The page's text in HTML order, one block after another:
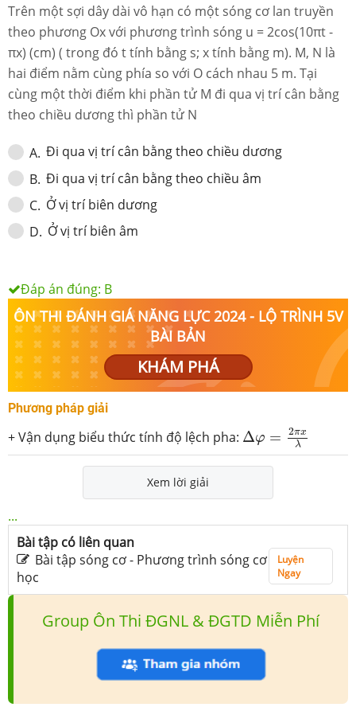
Trên một sợi dây dài vô hạn có một sóng cơ lan truyền
theo phương Ox với phương trình sóng u = 2cos(10πt -
πx) (cm) ( trong đó t tính bằng s; x tính bằng m). M, N là
hai điểm nằm cùng phía so với O cách nhau 5 m. Tại
cùng một thời điểm khi phần tử M đi qua vị trí cân bằng
theo chiều dương thì phần tử N
A. Đi qua vị trí cân bằng theo chiều dương
B. Đi qua vị trí cân bằng theo chiều âm
C. Ở vị trí biên dương
D. Ở vị trí biên âm
Đáp án đúng: B
ÔN THI ĐÁNH GIÁ NĂNG LỰC 2024 - LỘ TRÌNH 5V
BÀI BẢN
KHÁM PHÁ
Phương pháp giải
+ Vận dụng biểu thức tính độ lệch pha: Δφ = 2πx
λ
Δ πxλ
Xem lời giải
...
Bài tập có liên quan
Bài tập sóng cơ - Phương trình sóng cơ
học
Luyện
Ngay
Group Ôn Thi ĐGNL & ĐGTD Miễn Phí